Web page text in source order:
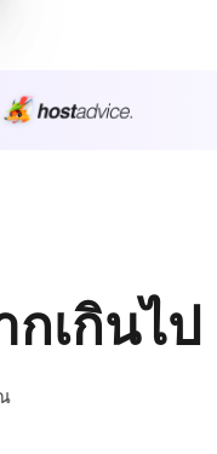
เกินไป